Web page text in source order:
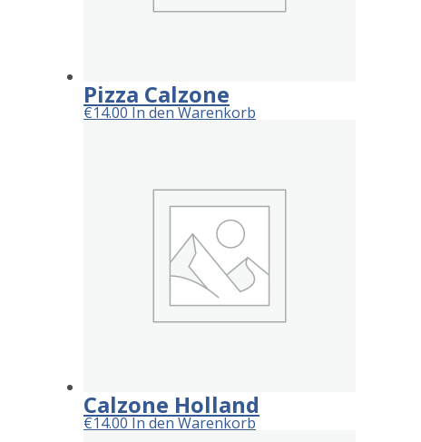
Pizza Calzone
€14.00In den Warenkorb
Calzone Holland
€14.00In den Warenkorb